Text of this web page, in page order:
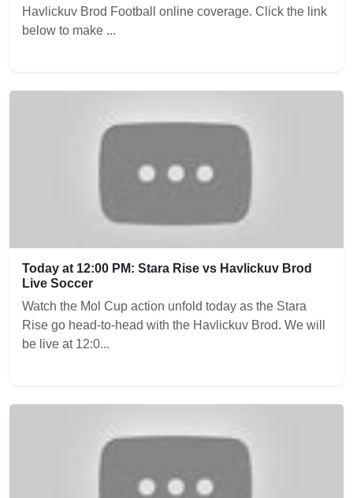
Havlickuv Brod Football online coverage. Click the link
below to make ...
Today at 12:00 PM: Stara Rise vs Havlickuv Brod
Live Soccer
Watch the Mol Cup action unfold today as the Stara
Rise go head-to-head with the Havlickuv Brod. We will
be live at 12:0...